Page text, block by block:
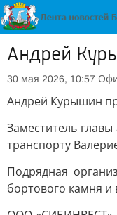
Андрей
30 мая 2026, 10:57
Андрей Курышин
Заместитель
транспорту
Подрядная
бортового камня